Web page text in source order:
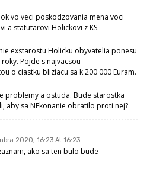
vo veci poskodzovania mena voci
a statutarovi Holickovi z KS.
exstarostu Holicku obyvatelia ponesu
Pojde s najvacsou
o ciastku bliziacu sa k 200 000 Euram.
problemy a ostuda. Bude starostka
aby sa NEkonanie obratilo proti nej?
2020, 16:23 At 16:23
ako sa ten bulo bude